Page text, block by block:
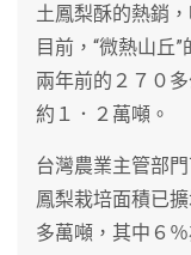
土鳳梨酥的熱銷
目前，“微熱山丘
兩年前的２７０
約１．２萬噸。
台灣農業主管部
鳳梨栽培面積已
多萬噸，其中６